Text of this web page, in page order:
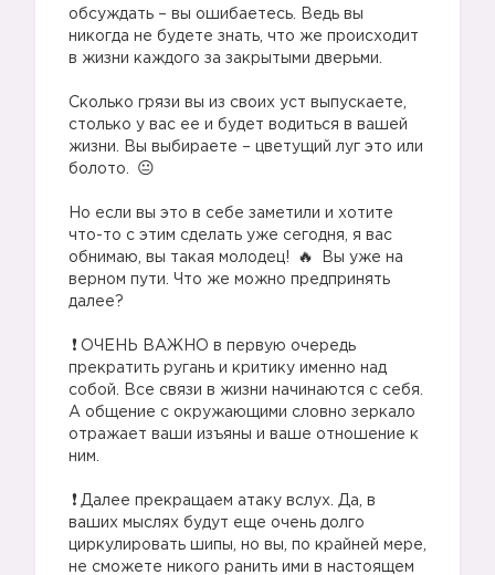
обсуждать – вы ошибаетесь. Ведь вы
никогда не будете знать, что же происходит
в жизни каждого за закрытыми дверьми.
Сколько грязи вы из своих уст выпускаете,
столько у вас ее и будет водиться в вашей
жизни. Вы выбираете – цветущий луг это или
болото.
Но если вы это в себе заметили и хотите
что-то с этим сделать уже сегодня, я вас
обнимаю, вы такая молодец!
Вы уже на
верном пути. Что же можно предпринять
далее?
ОЧЕНЬ ВАЖНО в первую очередь
прекратить ругань и критику именно над
собой. Все связи в жизни начинаются с себя.
А общение с окружающими словно зеркало
отражает ваши изъяны и ваше отношение к
ним.
Далее прекращаем атаку вслух. Да, в
ваших мыслях будут еще очень долго
циркулировать шипы, но вы, по крайней мере,
не сможете никого ранить ими в настоящем